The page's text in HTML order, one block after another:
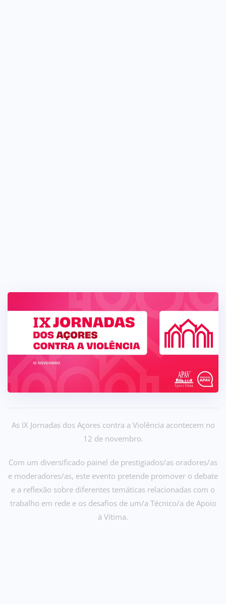
As IX Jornadas dos Açores contra a Violência acontecem no
12 de novembro.
Com um diversificado painel de prestigiados/as oradores/as
e moderadores/as, este evento pretende promover o debate
e a reflexão sobre diferentes temáticas relacionadas com o
trabalho em rede e os desafios de um/a Técnico/a de Apoio
à Vítima.